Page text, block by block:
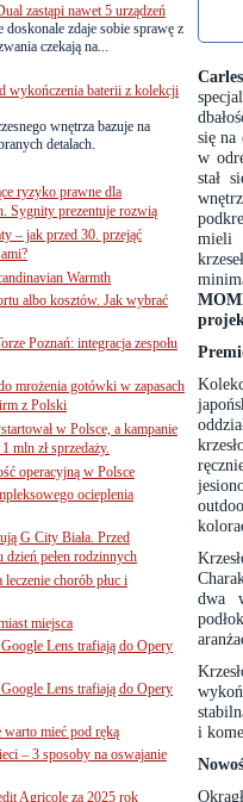
się na
w
stał
mieli
dwa
i
zastąpi nawet 5 urządzeń
doskonale zdaje sobie sprawę z
czekają na...
wykończenia baterii z kolekcji
wnętrza bazuje na
detalach.
ryzyko prawne dla
Sygnity prezentuje rozwią
– jak przed 30. przejąć
Warmth
albo kosztów. Jak wybrać
Poznań: integracja zespołu
mrożenia gotówki w zapasach
z Polski
w Polsce, a kampanie
mln zł sprzedaży.
operacyjną w Polsce
ocieplenia
G City Biała. Przed
dzień pełen rodzinnych
chorób płuc i
miejsca
Lens trafiają do Opery
Lens trafiają do Opery
warto mieć pod ręką
– 3 sposoby na oswajanie
Agricole za 2025 rok